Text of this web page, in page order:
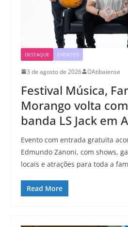
DESTAQUE EVENTOS
3 de agosto de 2026 OAtibaiense
Festival Música,
Morango volta
banda LS Jack em
Evento com entrada gratuita
Edmundo Zanoni, com shows,
locais e atrações para toda a
Read More